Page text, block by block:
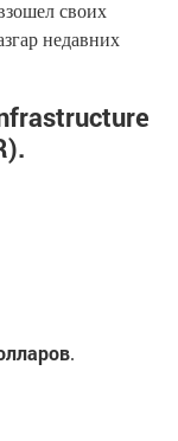
своих
недавних
.